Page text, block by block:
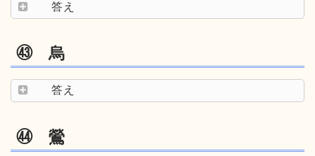
答え
㊸ 烏
答え
㊹ 鶯